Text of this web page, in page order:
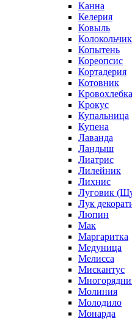
Канна
Келерия
Ковыль
Колокольчик
Копытень
Кореопсис
Кортадерия
Котовник
Кровохлебка
Крокус
Купальница
Купена
Лаванда
Ландыш
Лиатрис
Лилейник
Лихнис
Луговик
Лук
Люпин
Мак
Маргаритка
Медуница
Мелисса
Мискантус
Молиния
Молодило
Монарда